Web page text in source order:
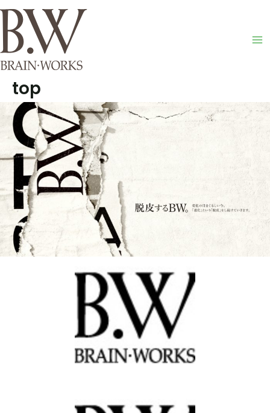
内
容
ス
キ
プ
top